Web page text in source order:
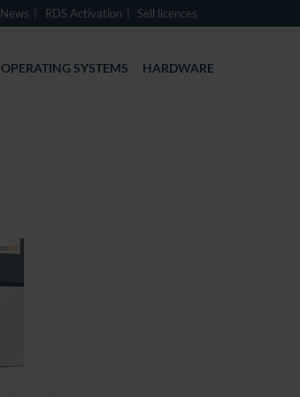
News RDS Activation Sell licences
OPERATING SYSTEMS HARDWARE